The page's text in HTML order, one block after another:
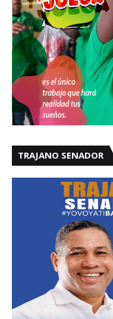
TRAJANO SENADOR